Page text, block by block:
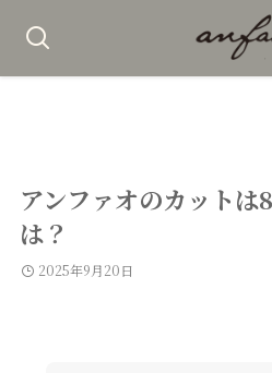
アンファオのカットは
は？
2025年9月20日